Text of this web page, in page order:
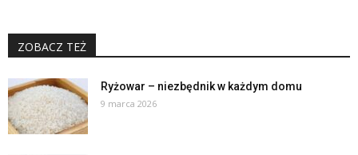
ZOBACZ TEŻ
Ryżowar – niezbędnik w każdym domu
9 marca 2026